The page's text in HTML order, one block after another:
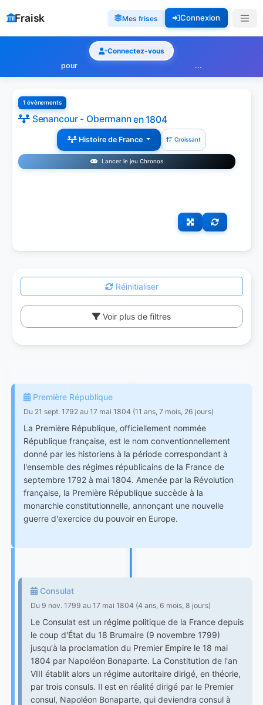
Fraisk Mes frises Connexion
Connectez-vous
pour
...
1 évènements
Senancour - Obermannen 1804
Histoire de France Croissant
Lancer le jeu Chronos
Réinitialiser
Voir plus de filtres
Première République
Du 21 sept. 1792 au 17 mai 1804 (11 ans, 7 mois, 26 jours)
La Première République, officiellement nommée
République française, est le nom conventionnellement
donné par les historiens à la période correspondant à
l'ensemble des régimes républicains de la France de
septembre 1792 à mai 1804. Amenée par la Révolution
française, la Première République succède à la
monarchie constitutionnelle, annonçant une nouvelle
guerre d'exercice du pouvoir en Europe.
Consulat
Du 9 nov. 1799 au 17 mai 1804 (4 ans, 6 mois, 8 jours)
Le Consulat est un régime politique de la France depuis
le coup d'État du 18 Brumaire (9 novembre 1799)
jusqu'à la proclamation du Premier Empire le 18 mai
1804 par Napoléon Bonaparte. La Constitution de l'an
VIII établit alors un régime autoritaire dirigé, en théorie,
par trois consuls. Il est en réalité dirigé par le Premier
consul, Napoléon Bonaparte, qui deviendra consul à